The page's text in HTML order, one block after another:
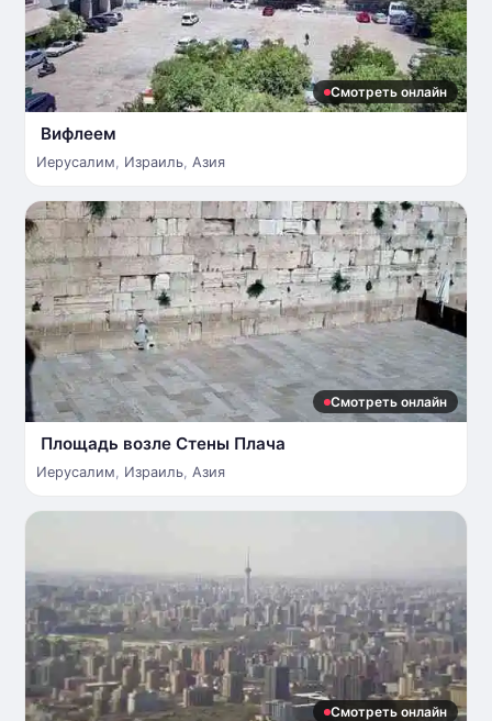
Смотреть онлайн
Вифлеем
Иерусалим, Израиль, Азия
Смотреть онлайн
Площадь возле Стены Плача
Иерусалим, Израиль, Азия
Смотреть онлайн